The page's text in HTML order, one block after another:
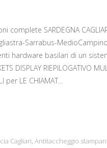
complete SARDEGNA
Sarrabus-
hardware basilari di un
DISPLAY RIEPILOGATIVO
per LE CHIAMAT...
Cagliari, Antitaccheggio